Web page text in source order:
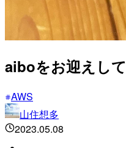
aiboをお迎えし
AWS
山住想多
2023.05.08